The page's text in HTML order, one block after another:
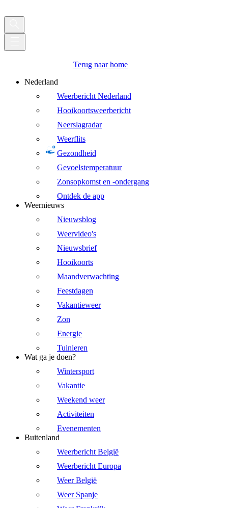
Terug naar home
Nederland
Weerbericht Nederland
Hooikoortsweerbericht
Neerslagradar
Weerflits
Gezondheid
Gevoelstemperatuur
Zonsopkomst en -ondergang
Ontdek de app
Weernieuws
Nieuwsblog
Weervideo's
Nieuwsbrief
Hooikoorts
Maandverwachting
Feestdagen
Vakantieweer
Zon
Energie
Tuinieren
Wat ga je doen?
Wintersport
Vakantie
Weekend weer
Activiteiten
Evenementen
Buitenland
Weerbericht België
Weerbericht Europa
Weer België
Weer Spanje